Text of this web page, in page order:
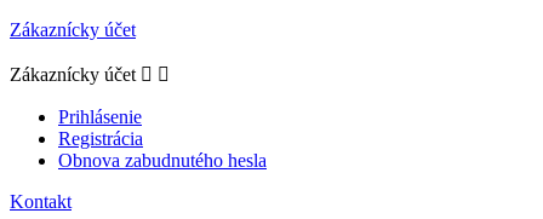
Zákaznícky účet
Zákaznícky účet  
Prihlásenie
Registrácia
Obnova zabudnutého hesla
Kontakt